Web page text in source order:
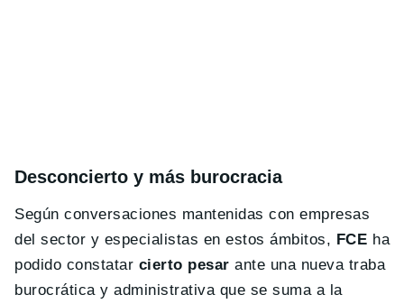
Desconcierto y más burocracia
Según conversaciones mantenidas con empresas
del sector y especialistas en estos ámbitos, FCE ha
podido constatar cierto pesarante una nueva traba
burocrática y administrativa que se suma a la